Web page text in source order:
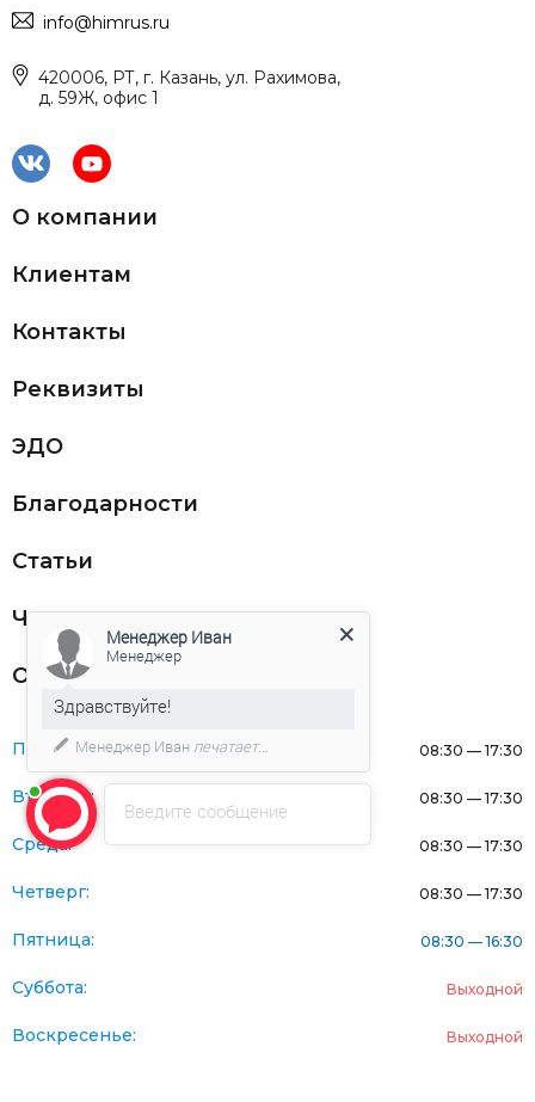
info@himrus.ru
420006, РТ, г. Казань, ул. Рахимова,
д. 59Ж, офис 1
О компании
Клиентам
Контакты
Реквизиты
ЭДО
Благодарности
Статьи
Частникам
Оферта
Понедельник: 08:30 — 17:30
Вторник: 08:30 — 17:30
Среда: 08:30 — 17:30
Четверг: 08:30 — 17:30
Пятница: 08:30 — 16:30
Суббота: Выходной
Воскресенье: Выходной
Введите сообщение
Менеджер Иван
Менеджер
Здравствуйте!
Менеджер Иван печатает...